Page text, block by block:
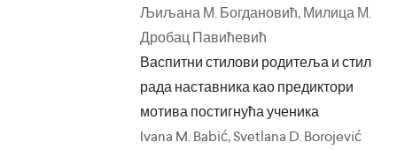
Љиљана М. Богдановић, Милица М.
Дробац Павићевић
Васпитни стилови родитеља и стил
рада наставника као предиктори
мотива постигнућа ученика
Ivana M. Babić, Svetlana D. Borojević